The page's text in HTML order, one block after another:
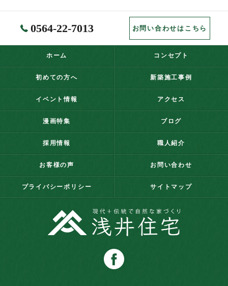
0564-22-7013 お問い合わせはこちら
ホーム コンセプト
初めての方へ 新築施工事例
イベント情報 アクセス
漫画特集 ブログ
採用情報 職人紹介
お客様の声 お問い合わせ
プライバシーポリシー サイトマップ